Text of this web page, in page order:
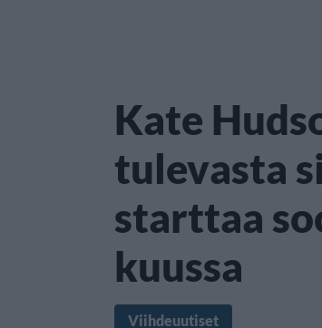
Kate
tulevasta
starttaa
kuussa
Viihdeuutiset